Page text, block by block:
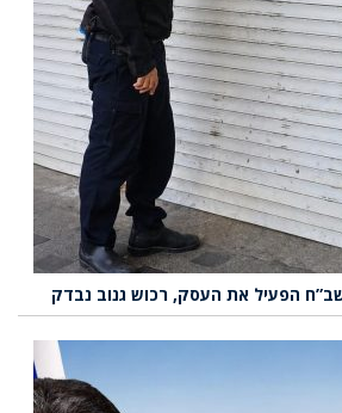
שב”ח הפעיל את העסק, רכוש גנוב נבדק